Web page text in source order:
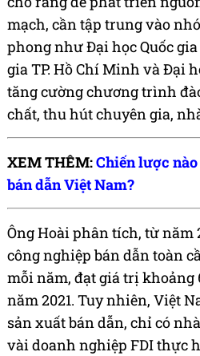
mạch, cần tập trung vào
phong như Đại học Quốc
gia TP. Hồ Chí Minh và Đại
tăng cường chương trình
chất, thu hút chuyên gia,
XEM THÊM:Chiến lược
bán dẫn Việt Nam?
Ông Hoài phân tích, từ năm
công nghiệp bán dẫn toàn
mỗi năm, đạt giá trị khoảng
năm 2021. Tuy nhiên, Việt
sản xuất bán dẫn, chỉ có
vài doanh nghiệp FDI thực